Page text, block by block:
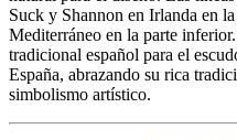
Suck y Shannon en Irlanda en
Mediterráneo en la parte
tradicional español para el
España, abrazando su rica
simbolismo artístico.